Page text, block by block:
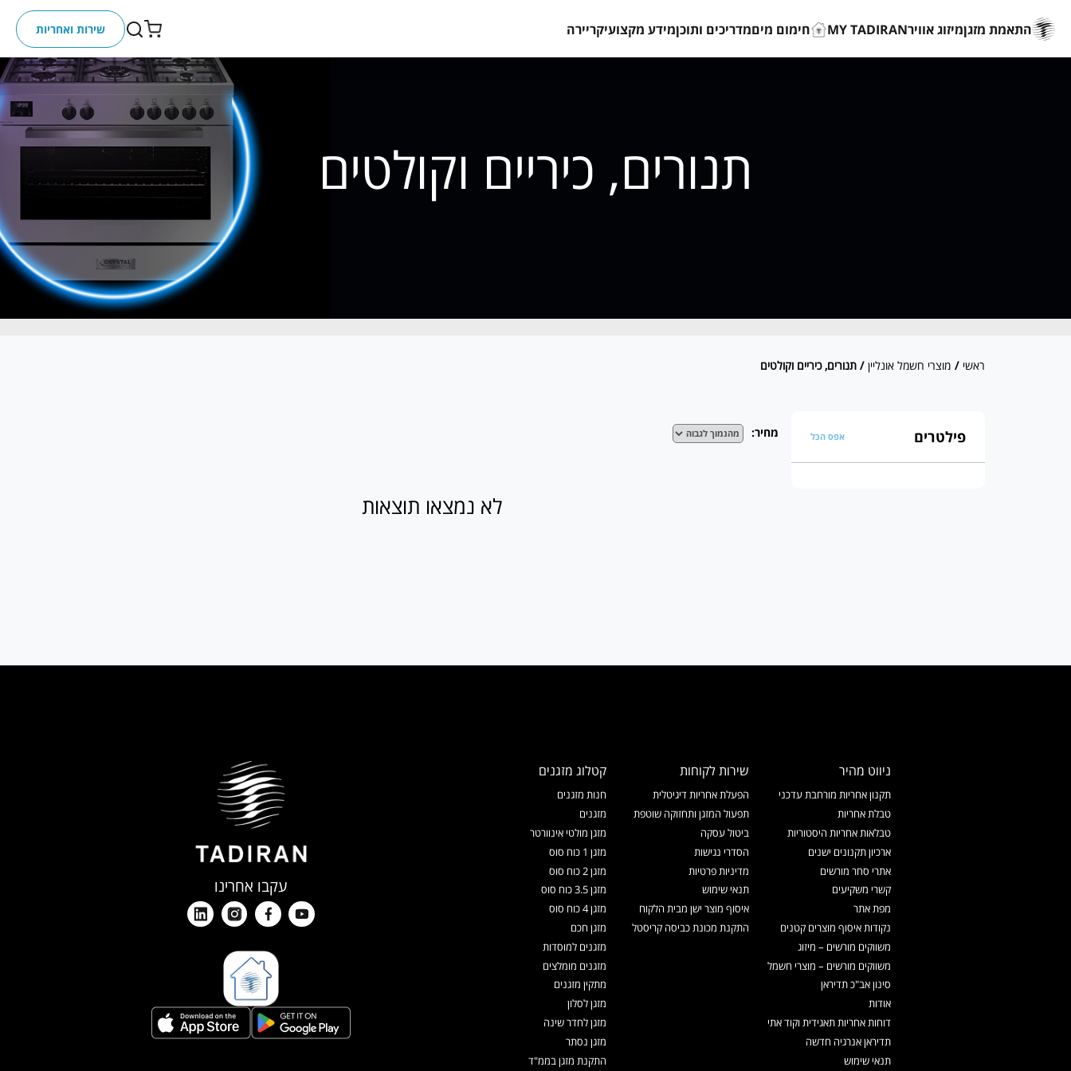
התאמת מזגןמיזוג אווירMY TADIRAN חימום מיםמדריכים ותוכןמידע מקצועיקריירה שירות ואחריות
תנורים, כיריים וקולטים
ראשי / מוצרי חשמל אונליין / תנורים, כיריים וקולטים
פילטרים אפס הכל מחיר:
לא נמצאו תוצאות
ניווט מהיר
תקנון אחריות מורחבת עדכני
טבלת אחריות
טבלאות אחריות היסטוריות
ארכיון תקנונים ישנים
אתרי סחר מורשים
קשרי משקיעים
מפת אתר
נקודות איסוף מוצרים קטנים
משווקים מורשים – מיזוג
משווקים מורשים – מוצרי חשמל
סינון אב"כ תדיראן
אודות
דוחות אחריות תאגידית וקוד אתי
תדיראן אנרגיה חדשה
תנאי שימוש
שירות לקוחות
הפעלת אחריות דיגיטלית
תפעול המזגן ותחזוקה שוטפת
ביטול עסקה
הסדרי נגישות
מדיניות פרטיות
תנאי שימוש
איסוף מוצר ישן מבית הלקוח
התקנת מכונת כביסה קריסטל
קטלוג מזגנים
חנות מזגנים
מזגנים
מזגן מולטי אינוורטר
מזגן 1 כוח סוס
מזגן 2 כוח סוס
מזגן 3.5 כוח סוס
מזגן 4 כוח סוס
מזגן חכם
מזגנים למוסדות
מזגנים מומלצים
מתקין מזגנים
מזגן לסלון
מזגן לחדר שינה
מזגן נסתר
התקנת מזגן בממ"ד
עקבו אחרינו